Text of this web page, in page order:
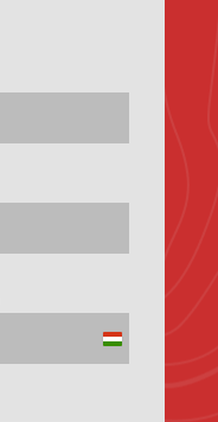
Hungary